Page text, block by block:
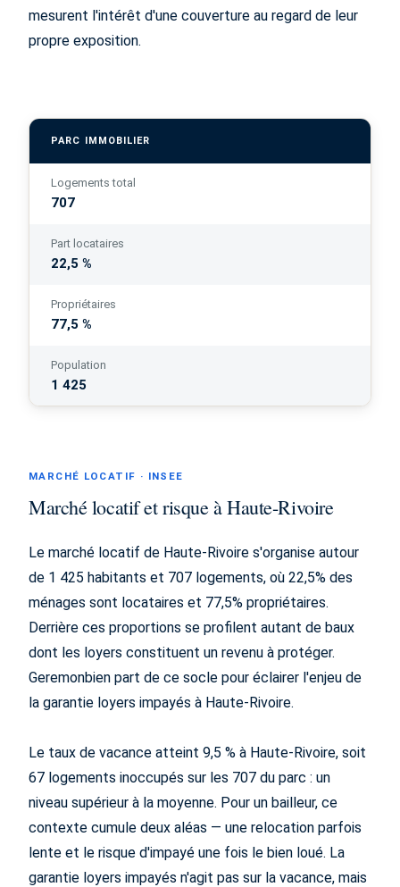
mesurent l'intérêt d'une couverture au regard de leur
propre exposition.
PARC IMMOBILIER
Logements total
707
Part locataires
22,5 %
Propriétaires
77,5 %
Population
1 425
MARCHÉ LOCATIF · INSEE
Marché locatif et risque à Haute-Rivoire
Le marché locatif de Haute-Rivoire s'organise autour
de 1 425 habitants et 707 logements, où 22,5% des
ménages sont locataires et 77,5% propriétaires.
Derrière ces proportions se profilent autant de baux
dont les loyers constituent un revenu à protéger.
Geremonbien part de ce socle pour éclairer l'enjeu de
la garantie loyers impayés à Haute-Rivoire.
Le taux de vacance atteint 9,5 % à Haute-Rivoire, soit
67 logements inoccupés sur les 707 du parc : un
niveau supérieur à la moyenne. Pour un bailleur, ce
contexte cumule deux aléas — une relocation parfois
lente et le risque d'impayé une fois le bien loué. La
garantie loyers impayés n'agit pas sur la vacance, mais